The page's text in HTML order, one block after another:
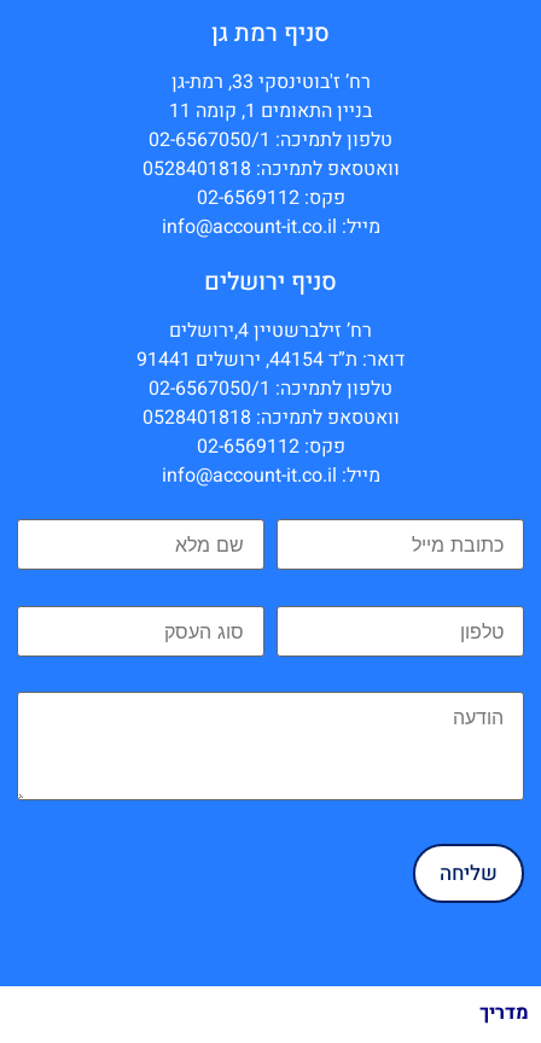
סניף רמת גן
רח’ ז'בוטינסקי 33, רמת-גן
בניין התאומים 1, קומה 11
טלפון לתמיכה: 02-6567050/1
וואטסאפ לתמיכה: 0528401818
פקס: 02-6569112
מייל: info@account-it.co.il
סניף ירושלים
רח’ זילברשטיין 4,ירושלים
דואר: ת”ד 44154, ירושלים 91441
טלפון לתמיכה: 02-6567050/1
וואטסאפ לתמיכה: 0528401818
פקס: 02-6569112
מייל: info@account-it.co.il
מדריך